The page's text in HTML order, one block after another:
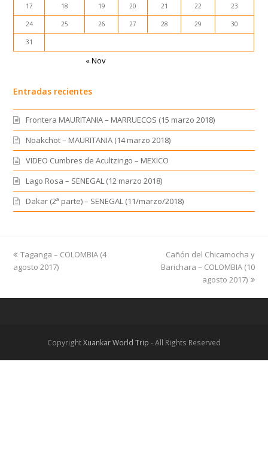
17 18 19 20 21 22 23
24 25 26 27 28 29 30
31
« Nov
Entradas recientes
Frontera MAURITANIA – MARRUECOS (15 marzo 2018)
Noakchot – MAURITANIA (14 marzo 2018)
VIDEO Cumbres de Acultzingo – MEXICO
Lago Rosa – SENEGAL (12 marzo 2018)
Dakar (2ª parte) – SENEGAL (11/marzo/2018)
previous
post:
Taganga – COLOMBIA (4
agosto 2017)
next
post:
Cañón del Chicamocha y
Barichara – COLOMBIA (10
agosto 2017)
CopyrightXuankar World Trip - All Rights Reserved